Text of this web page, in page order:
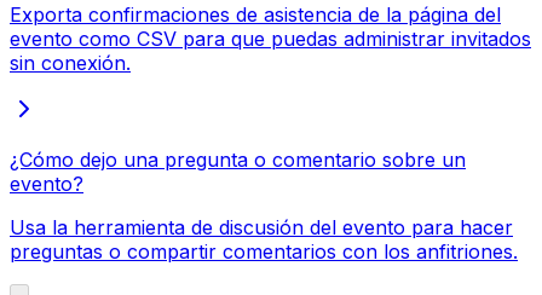
Exporta confirmaciones de asistencia de la página del
evento como CSV para que puedas administrar invitados
sin conexión.
¿Cómo dejo una pregunta o comentario sobre un
evento?
Usa la herramienta de discusión del evento para hacer
preguntas o compartir comentarios con los anfitriones.